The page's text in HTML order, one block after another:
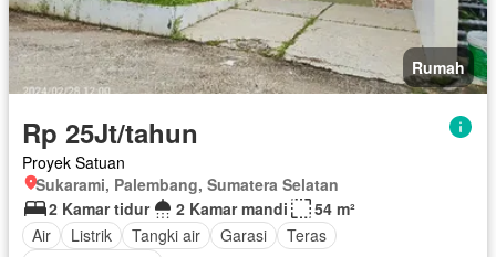
Rumah
Rp 25Jt/tahun
Proyek Satuan
Sukarami, Palembang, Sumatera Selatan
2 Kamar tidur
2 Kamar mandi
54 m²
Air
Listrik Tangki air Garasi
Teras